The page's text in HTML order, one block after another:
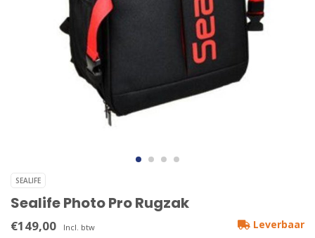
SEALIFE
Sealife Photo Pro Rugzak
€149,00 Incl. btw Leverbaar